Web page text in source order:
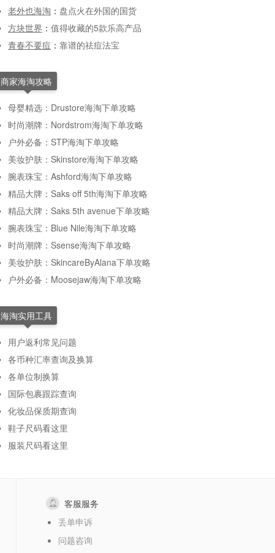
老外也海淘 ： 盘点火在外国的国货
方块世界 ： 值得收藏的5款乐高产品
青春不要痘 ： 靠谱的祛痘法宝
商家海淘攻略
母婴精选：Drustore海淘下单攻略
时尚潮牌：Nordstrom海淘下单攻略
户外必备：STP海淘下单攻略
美妆护肤：Skinstore海淘下单攻略
腕表珠宝：Ashford海淘下单攻略
精品大牌：Saks off 5th海淘下单攻略
精品大牌：Saks 5th avenue下单攻略
腕表珠宝：Blue Nile海淘下单攻略
时尚潮牌：Ssense海淘下单攻略
美妆护肤：SkincareByAlana下单攻略
户外必备：Moosejaw海淘下单攻略
海淘实用工具
用户返利常见问题
各币种汇率查询及换算
各单位制换算
国际包裹跟踪查询
化妆品保质期查询
鞋子尺码看这里
服装尺码看这里
客服服务
丢单申诉
问题咨询